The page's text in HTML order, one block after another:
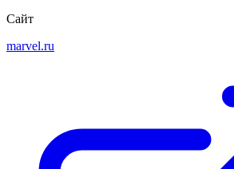
Сайт
marvel.ru